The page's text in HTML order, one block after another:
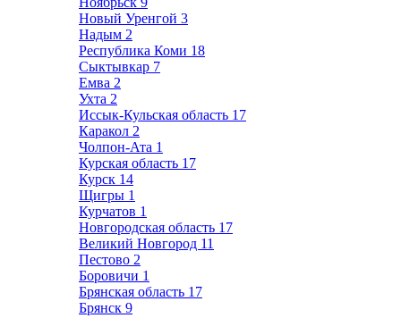
Новый Уренгой 3
Надым 2
Республика Коми 18
Сыктывкар 7
Емва 2
Ухта 2
Иссык-Кульская область 17
Каракол 2
Чолпон-Ата 1
Курская область 17
Курск 14
Щигры 1
Курчатов 1
Новгородская область 17
Великий Новгород 11
Пестово 2
Боровичи 1
Брянская область 17
Брянск 9